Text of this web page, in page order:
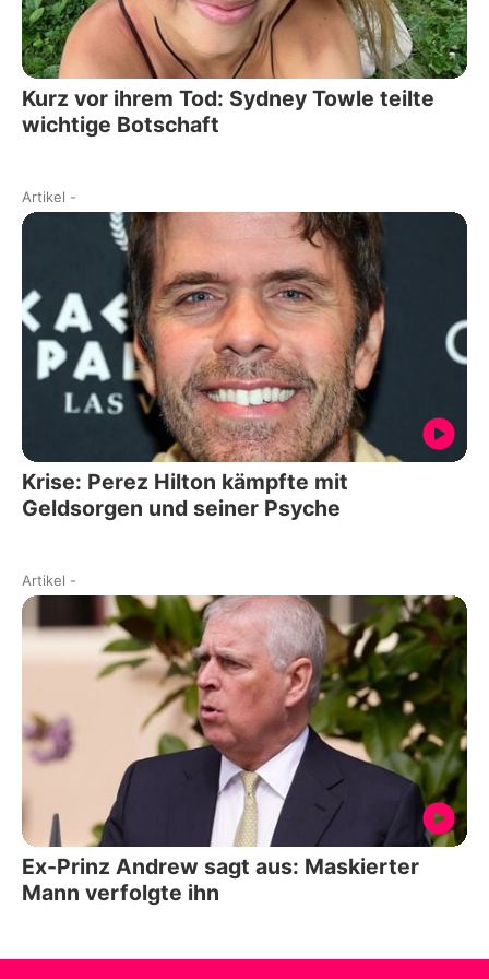
Kurz vor ihrem Tod: Sydney Towle teilte
wichtige Botschaft
Artikel -
Krise: Perez Hilton kämpfte mit
Geldsorgen und seiner Psyche
Artikel -
Ex-Prinz Andrew sagt aus: Maskierter
Mann verfolgte ihn